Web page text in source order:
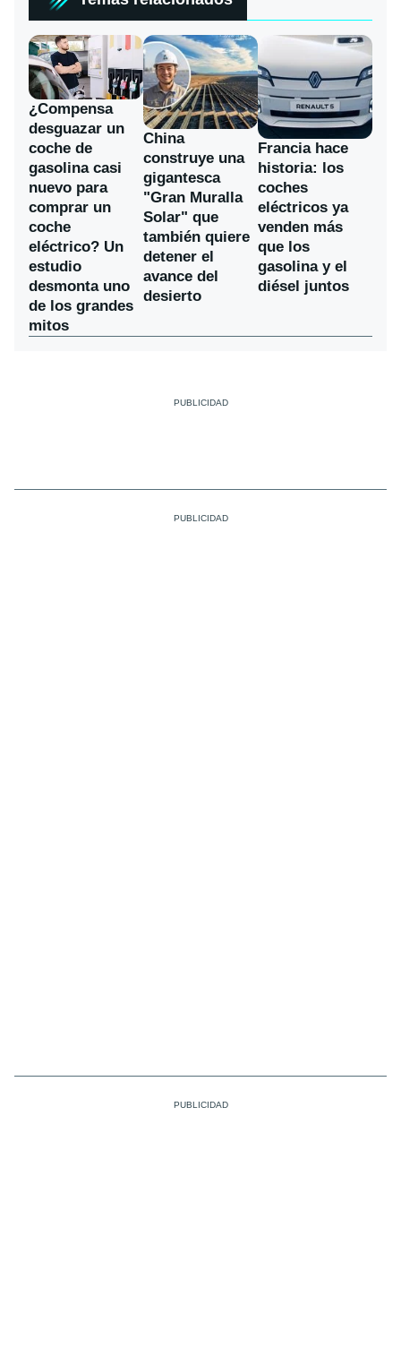
¿Compensa
desguazar un
coche de
gasolina casi
nuevo para
comprar un
coche
eléctrico? Un
estudio
desmonta uno
de los grandes
mitos
China
construye una
gigantesca
"Gran Muralla
Solar" que
también quiere
detener el
avance del
desierto
Francia hace
historia: los
coches
eléctricos ya
venden más
que los
gasolina y el
diésel juntos